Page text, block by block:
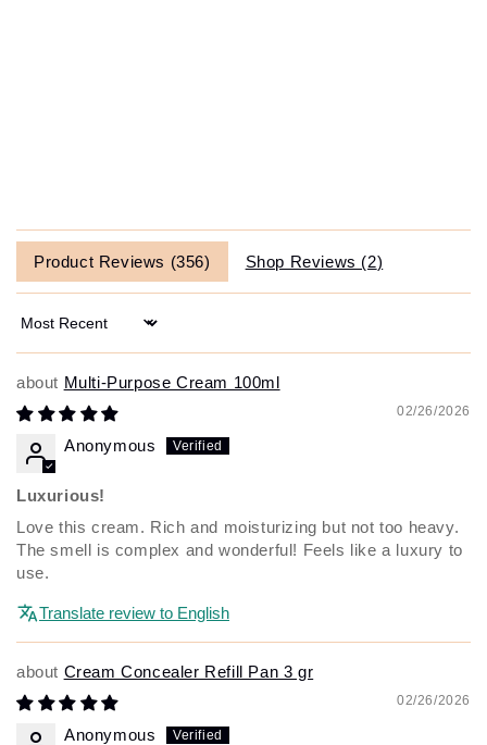
Product Reviews (356) Shop Reviews (2)
Sort by
Multi-Purpose Cream 100ml
02/26/2026
Anonymous
Luxurious!
Love this cream. Rich and moisturizing but not too heavy.
The smell is complex and wonderful! Feels like a luxury to
use.
Translate review to English
Cream Concealer Refill Pan 3 gr
02/26/2026
Anonymous